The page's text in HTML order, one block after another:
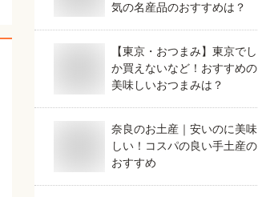
気の名産品のおすすめは？
【東京・おつまみ】東京でし
か買えないなど！おすすめの
美味しいおつまみは？
奈良のお土産｜安いのに美味
しい！コスパの良い手土産の
おすすめ